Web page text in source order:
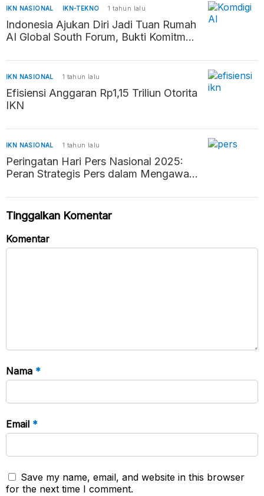
IKN NASIONAL IKN-TEKNO 1 tahun lalu
Indonesia Ajukan Diri Jadi Tuan Rumah
AI Global South Forum, Bukti Komitmen
IKN NASIONAL 1 tahun lalu
Efisiensi Anggaran Rp1,15 Triliun Otorita
IKN
IKN NASIONAL 1 tahun lalu
Peringatan Hari Pers Nasional 2025:
Peran Strategis Pers dalam Mengawal
Tinggalkan Komentar
Komentar
Nama *
Email *
Save my name, email, and website in this browser
for the next time I comment.